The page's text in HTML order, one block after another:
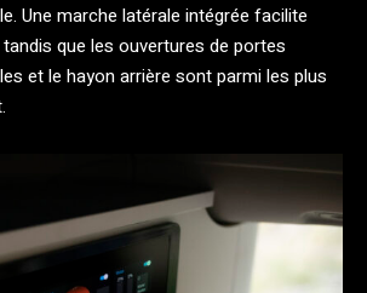
Une marche latérale intégrée facilite
tandis que les ouvertures de portes
et le hayon arrière sont parmi les plus